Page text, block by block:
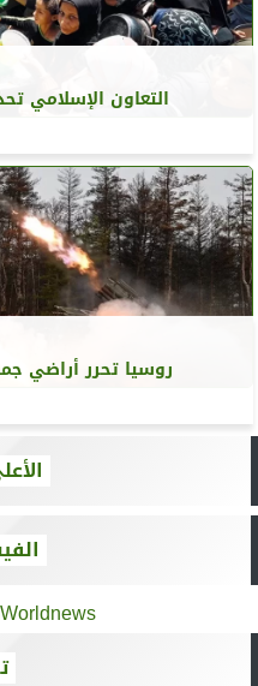
التعاون الإسلامي
روسيا تحرر أراضي